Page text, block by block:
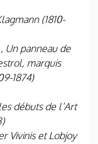
(1810-
Un panneau de
marquis
1874)
débuts de l’Art
Vivinis et Lobjoy